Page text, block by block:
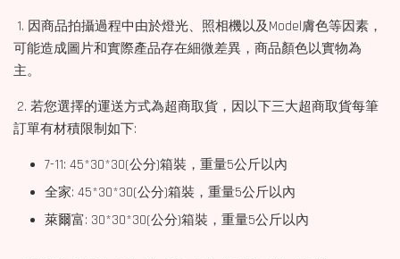
1. 因商品拍攝過程中由於燈光、照相機以及Model膚色等因素，
可能造成圖片和實際產品存在細微差異，商品顏色以實物為
主。
2. 若您選擇的運送方式為超商取貨，因以下三大超商取貨每筆
訂單有材積限制如下:
7-11: 45*30*30(公分)箱裝，重量5公斤以內
全家: 45*30*30(公分)箱裝，重量5公斤以內
萊爾富: 30*30*30(公分)箱裝，重量5公斤以內